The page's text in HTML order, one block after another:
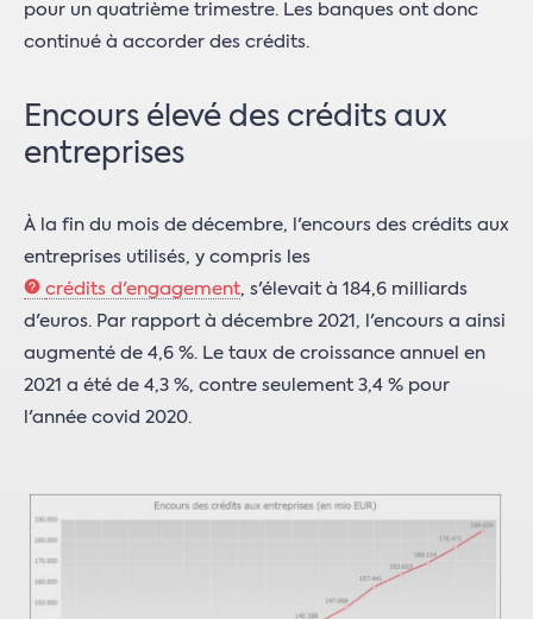
pour un quatrième trimestre. Les banques ont donc
continué à accorder des crédits.
Encours élevé des crédits aux
entreprises
À la fin du mois de décembre, l'encours des crédits aux
entreprises utilisés, y compris les
crédits d'engagement, s'élevait à 184,6 milliards
d'euros. Par rapport à décembre 2021, l'encours a ainsi
augmenté de 4,6 %. Le taux de croissance annuel en
2021 a été de 4,3 %, contre seulement 3,4 % pour
l'année covid 2020.